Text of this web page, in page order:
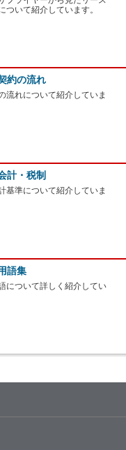
ついて紹介しています。
約の流れ
流れについて紹介していま
計・税制
基準について紹介していま
語集
について詳しく紹介してい